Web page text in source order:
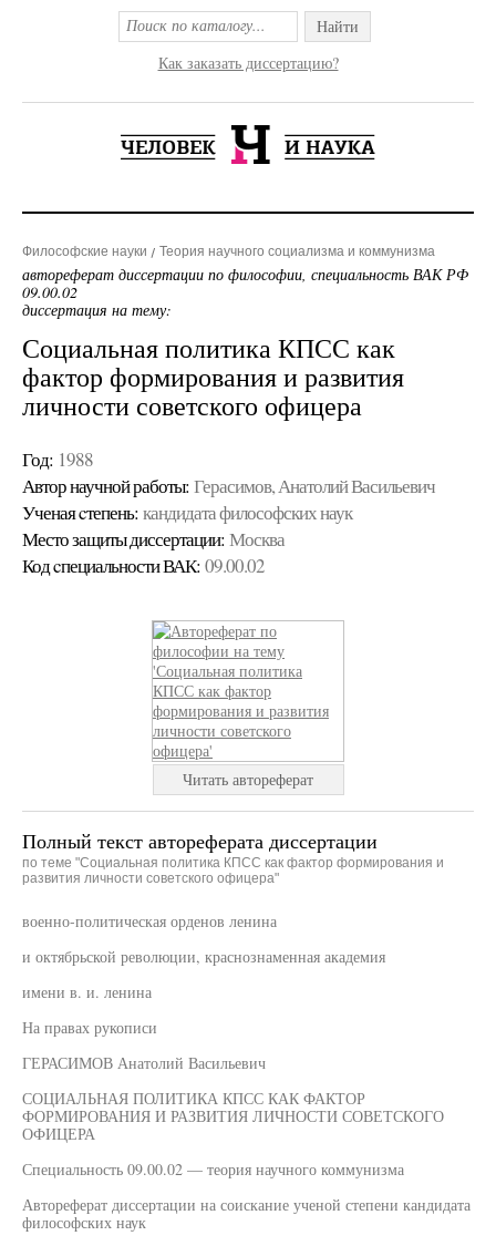
Найти
Как заказать диссертацию?
Философские науки Теория научного социализма и коммунизма
автореферат диссертации по философии, специальность ВАК РФ
09.00.02
диссертация на тему:
Социальная политика КПСС как
фактор формирования и развития
личности советского офицера
Год: 1988
Автор научной работы: Герасимов, Анатолий Васильевич
Ученая cтепень: кандидата философских наук
Место защиты диссертации: Москва
Код cпециальности ВАК: 09.00.02
Читать автореферат
Полный текст автореферата диссертации
по теме "Социальная политика КПСС как фактор формирования и
развития личности советского офицера"
военно-политическая орденов ленина
и октябрьской революции, краснознаменная академия
имени в. и. ленина
На правах рукописи
ГЕРАСИМОВ Анатолий Васильевич
СОЦИАЛЬНАЯ ПОЛИТИКА КПСС КАК ФАКТОР
ФОРМИРОВАНИЯ И РАЗВИТИЯ ЛИЧНОСТИ СОВЕТСКОГО
ОФИЦЕРА
Специальность 09.00.02 — теория научного коммунизма
Автореферат диссертации на соискание ученой степени кандидата
философских наук